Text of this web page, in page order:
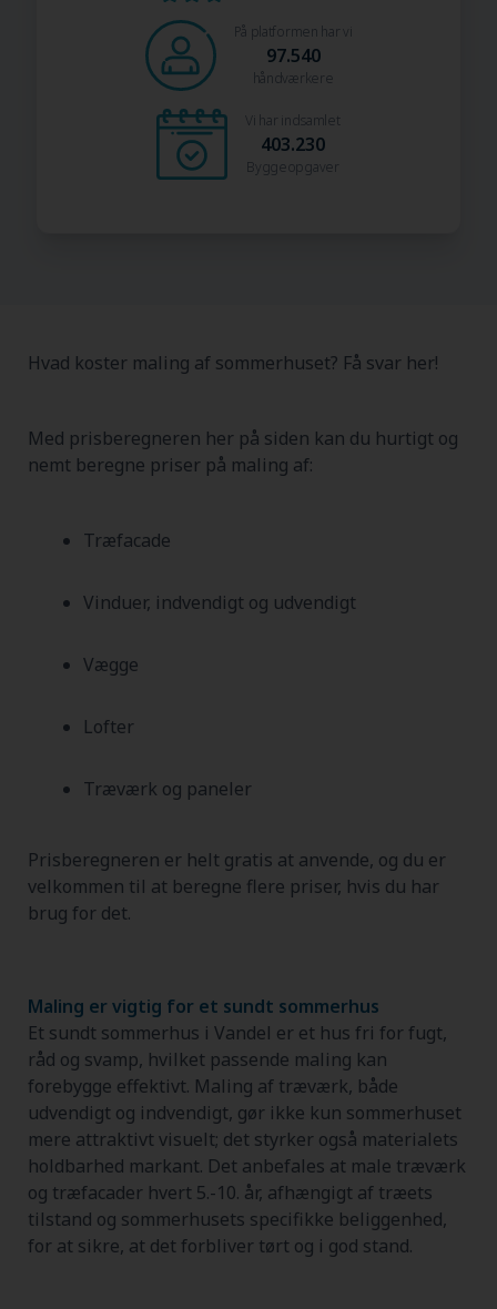
På platformen har vi
97.540
håndværkere
Vi har indsamlet
403.230
Byggeopgaver
Hvad koster maling af sommerhuset? Få svar her!
Med prisberegneren her på siden kan du hurtigt og
nemt beregne priser på maling af:
Træfacade
Vinduer, indvendigt og udvendigt
Vægge
Lofter
Træværk og paneler
Prisberegneren er helt gratis at anvende, og du er
velkommen til at beregne flere priser, hvis du har
brug for det.
Maling er vigtig for et sundt sommerhus
Et sundt sommerhus i Vandel er et hus fri for fugt,
råd og svamp, hvilket passende maling kan
forebygge effektivt. Maling af træværk, både
udvendigt og indvendigt, gør ikke kun sommerhuset
mere attraktivt visuelt; det styrker også materialets
holdbarhed markant. Det anbefales at male træværk
og træfacader hvert 5.-10. år, afhængigt af træets
tilstand og sommerhusets specifikke beliggenhed,
for at sikre, at det forbliver tørt og i god stand.